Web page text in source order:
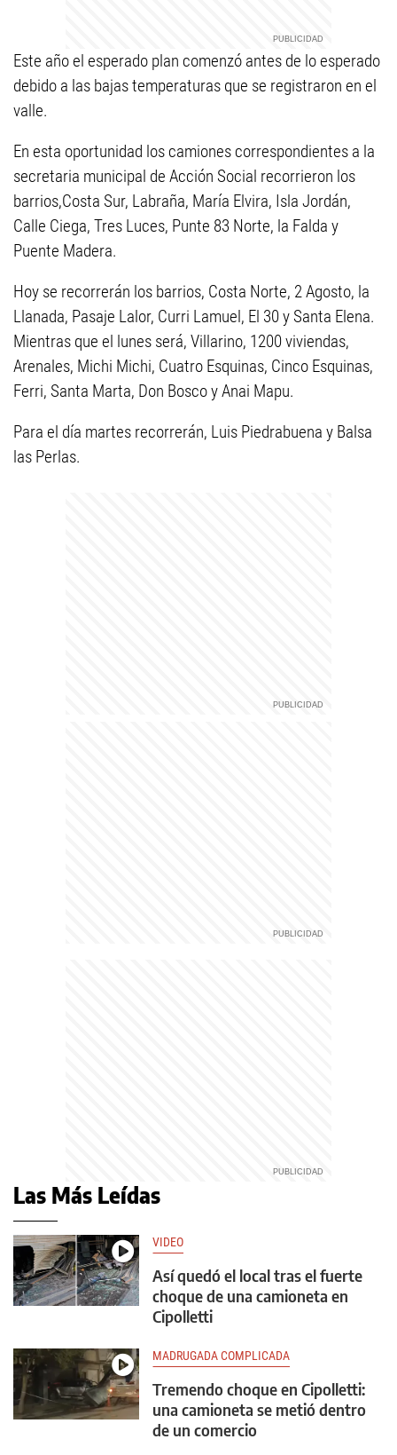
Este año el esperado plan comenzó antes de lo esperado
debido a las bajas temperaturas que se registraron en el
valle.
En esta oportunidad los camiones correspondientes a la
secretaria municipal de Acción Social recorrieron los
barrios,Costa Sur, Labraña, María Elvira, Isla Jordán,
Calle Ciega, Tres Luces, Punte 83 Norte, la Falda y
Puente Madera.
Hoy se recorrerán los barrios, Costa Norte, 2 Agosto, la
Llanada, Pasaje Lalor, Curri Lamuel, El 30 y Santa Elena.
Mientras que el lunes será, Villarino, 1200 viviendas,
Arenales, Michi Michi, Cuatro Esquinas, Cinco Esquinas,
Ferri, Santa Marta, Don Bosco y Anai Mapu.
Para el día martes recorrerán, Luis Piedrabuena y Balsa
las Perlas.
Las Más Leídas
VIDEO
Así quedó el local tras el fuerte
choque de una camioneta en
Cipolletti
MADRUGADA COMPLICADA
Tremendo choque en Cipolletti:
una camioneta se metió dentro
de un comercio